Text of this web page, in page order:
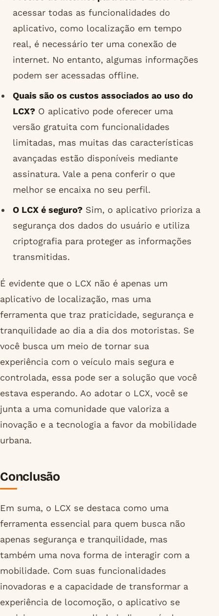
acessar todas as funcionalidades do
aplicativo, como localização em tempo
real, é necessário ter uma conexão de
internet. No entanto, algumas informações
podem ser acessadas offline.
Quais são os custos associados ao uso do
LCX?O aplicativo pode oferecer uma
versão gratuita com funcionalidades
limitadas, mas muitas das características
avançadas estão disponíveis mediante
assinatura. Vale a pena conferir o que
melhor se encaixa no seu perfil.
O LCX é seguro?Sim, o aplicativo prioriza a
segurança dos dados do usuário e utiliza
criptografia para proteger as informações
transmitidas.
É evidente que o LCX não é apenas um
aplicativo de localização, mas uma
ferramenta que traz praticidade, segurança e
tranquilidade ao dia a dia dos motoristas. Se
você busca um meio de tornar sua
experiência com o veículo mais segura e
controlada, essa pode ser a solução que você
estava esperando. Ao adotar o LCX, você se
junta a uma comunidade que valoriza a
inovação e a tecnologia a favor da mobilidade
urbana.
Conclusão
Em suma, o LCX se destaca como uma
ferramenta essencial para quem busca não
apenas segurança e tranquilidade, mas
também uma nova forma de interagir com a
mobilidade. Com suas funcionalidades
inovadoras e a capacidade de transformar a
experiência de locomoção, o aplicativo se